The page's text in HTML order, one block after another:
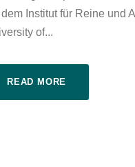
dem Institut für Reine und
of...
READ MORE